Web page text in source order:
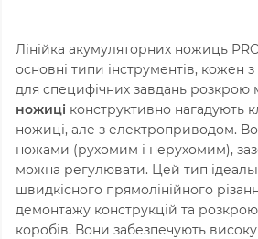
Лінійка акумуляторних ножиць
основні типи інструментів, кожен
для специфічних завдань розкрою
ножиці конструктивно нагадують
ножиці, але з електроприводом.
ножами (рухомим і нерухомим),
можна регулювати. Цей тип
швидкісного прямолінійного
демонтажу конструкцій та
коробів. Вони забезпечують високу